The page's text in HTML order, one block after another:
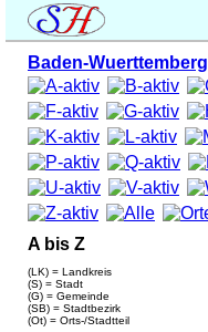
Baden-Wuerttemberg
A bis Z
(LK) = Landkreis
(S) = Stadt
(G) = Gemeinde
(SB) = Stadtbezirk
(Ot) = Orts-/Stadtteil